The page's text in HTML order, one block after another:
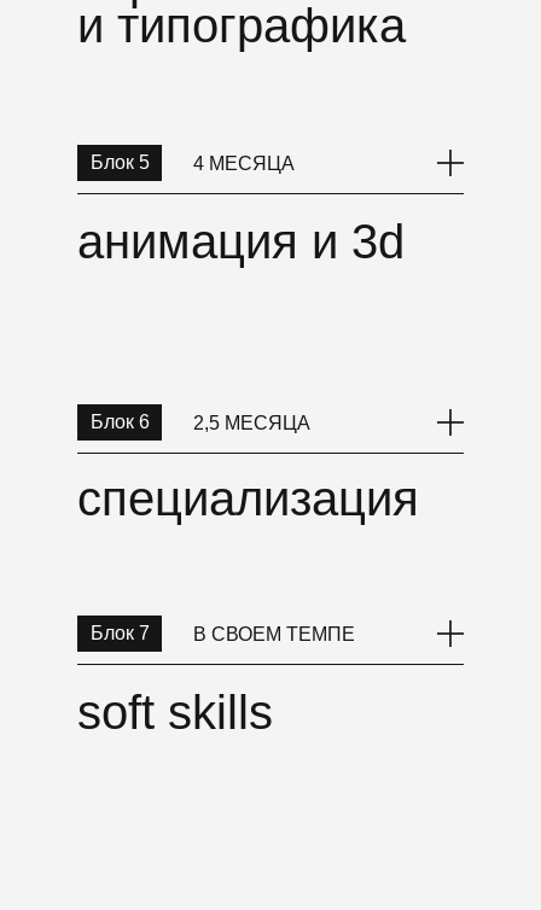
и типографика
анимация и 3d
4 МЕСЯЦА
Блок 5
специализация
2,5 МЕСЯЦА
Блок 6
soft skills
В СВОЕМ ТЕМПЕ
Блок 7